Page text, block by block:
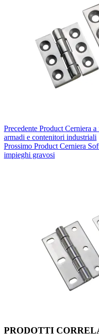
Precedente Product Cerniera
armadi e contenitori industriali
Prossimo Product Cerniera
impieghi gravosi
PRODOTTI